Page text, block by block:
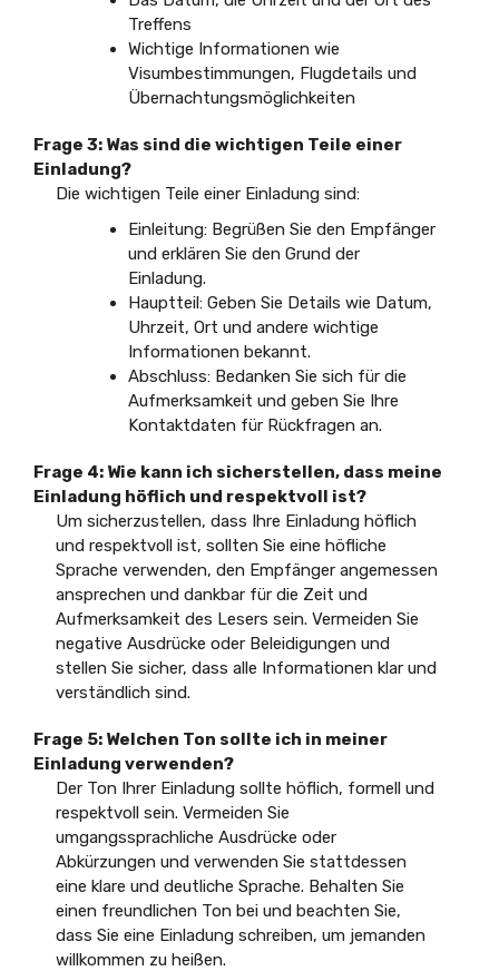
Treffens
Wichtige Informationen wie
Visumbestimmungen, Flugdetails und
Übernachtungsmöglichkeiten
Frage 3: Was sind die wichtigen Teile einer
Einladung?
Die wichtigen Teile einer Einladung sind:
Einleitung: Begrüßen Sie den Empfänger
und erklären Sie den Grund der
Einladung.
Hauptteil: Geben Sie Details wie Datum,
Uhrzeit, Ort und andere wichtige
Informationen bekannt.
Abschluss: Bedanken Sie sich für die
Aufmerksamkeit und geben Sie Ihre
Kontaktdaten für Rückfragen an.
Frage 4: Wie kann ich sicherstellen, dass meine
Einladung höflich und respektvoll ist?
Um sicherzustellen, dass Ihre Einladung höflich
und respektvoll ist, sollten Sie eine höfliche
Sprache verwenden, den Empfänger angemessen
ansprechen und dankbar für die Zeit und
Aufmerksamkeit des Lesers sein. Vermeiden Sie
negative Ausdrücke oder Beleidigungen und
stellen Sie sicher, dass alle Informationen klar und
verständlich sind.
Frage 5: Welchen Ton sollte ich in meiner
Einladung verwenden?
Der Ton Ihrer Einladung sollte höflich, formell und
respektvoll sein. Vermeiden Sie
umgangssprachliche Ausdrücke oder
Abkürzungen und verwenden Sie stattdessen
eine klare und deutliche Sprache. Behalten Sie
einen freundlichen Ton bei und beachten Sie,
dass Sie eine Einladung schreiben, um jemanden
willkommen zu heißen.